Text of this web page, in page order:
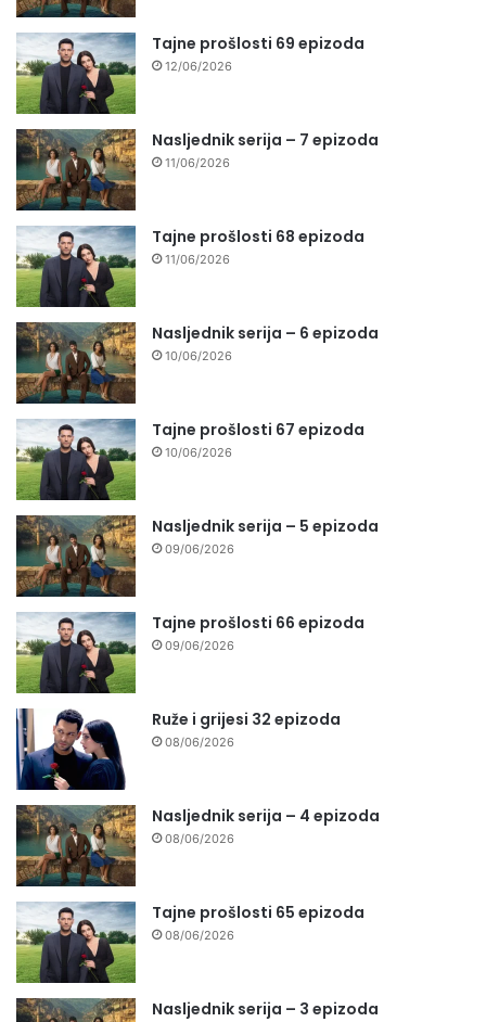
Tajne prošlosti 69 epizoda
12/06/2026
Nasljednik serija – 7 epizoda
11/06/2026
Tajne prošlosti 68 epizoda
11/06/2026
Nasljednik serija – 6 epizoda
10/06/2026
Tajne prošlosti 67 epizoda
10/06/2026
Nasljednik serija – 5 epizoda
09/06/2026
Tajne prošlosti 66 epizoda
09/06/2026
Ruže i grijesi 32 epizoda
08/06/2026
Nasljednik serija – 4 epizoda
08/06/2026
Tajne prošlosti 65 epizoda
08/06/2026
Nasljednik serija – 3 epizoda